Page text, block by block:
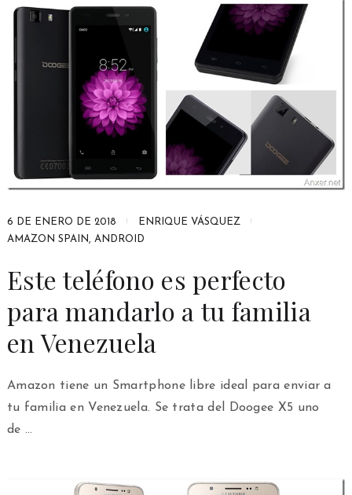
6 DE ENERO DE 2018
ENRIQUE VÁSQUEZ
AMAZON SPAIN
ANDROID
Este teléfono es perfecto
para mandarlo a tu familia
en Venezuela
Amazon tiene un Smartphone libre ideal para enviar a
tu familia en Venezuela. Se trata del Doogee X5 uno
de …